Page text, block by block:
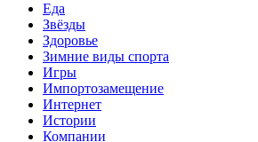
Еда
Звёзды
Здоровье
Зимние виды спорта
Игры
Импортозамещение
Интернет
Истории
Компании